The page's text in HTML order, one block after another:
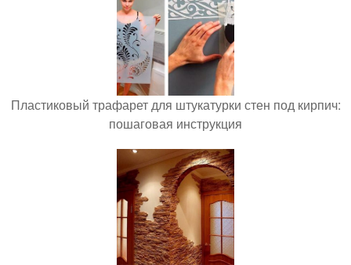
Пластиковый трафарет для штукатурки стен под кирпич:
пошаговая инструкция